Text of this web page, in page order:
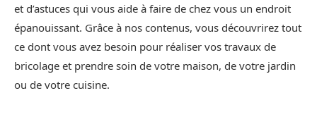
et d’astuces qui vous aide à faire de chez vous un endroit
épanouissant. Grâce à nos contenus, vous découvrirez tout
ce dont vous avez besoin pour réaliser vos travaux de
bricolage et prendre soin de votre maison, de votre jardin
ou de votre cuisine.